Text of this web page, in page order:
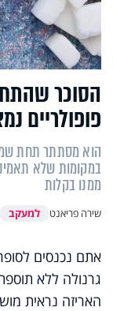
הסוכר
פופולריים
הוא מסתתר תחת
במקומות שלא
ממנו בקלות
שירה פריאנט למעקב
אתם נכנסים
גרנולה ללא
האריזה נראית